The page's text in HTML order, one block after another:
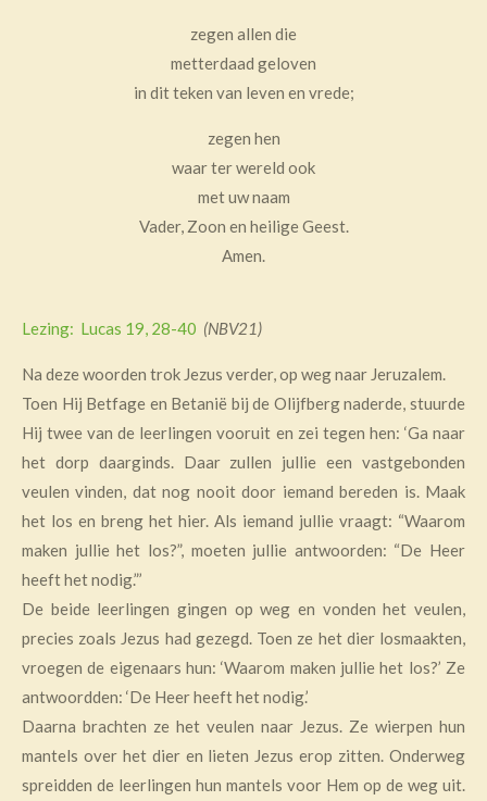
zegen allen die
metterdaad geloven
in dit teken van leven en vrede;
zegen hen
waar ter wereld ook
met uw naam
Vader, Zoon en heilige Geest.
Amen.
Lezing: Lucas 19, 28-40 (NBV21)
Na deze woorden trok Jezus verder, op weg naar Jeruzalem.
Toen Hij Betfage en Betanië bij de Olijfberg naderde, stuurde
Hij twee van de leerlingen vooruit en zei tegen hen: ‘Ga naar
het dorp daarginds. Daar zullen jullie een vastgebonden
veulen vinden, dat nog nooit door iemand bereden is. Maak
het los en breng het hier. Als iemand jullie vraagt: “Waarom
maken jullie het los?”, moeten jullie antwoorden: “De Heer
heeft het nodig.”’
De beide leerlingen gingen op weg en vonden het veulen,
precies zoals Jezus had gezegd. Toen ze het dier losmaakten,
vroegen de eigenaars hun: ‘Waarom maken jullie het los?’ Ze
antwoordden: ‘De Heer heeft het nodig.’
Daarna brachten ze het veulen naar Jezus. Ze wierpen hun
mantels over het dier en lieten Jezus erop zitten. Onderweg
spreidden de leerlingen hun mantels voor Hem op de weg uit.